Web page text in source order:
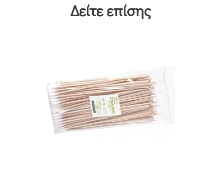
Δείτε επίσης